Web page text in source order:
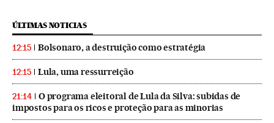
ÚLTIMAS NOTICIAS
12:15 Bolsonaro, a destruição como estratégia
12:15 Lula, uma ressurreição
21:14
O programa eleitoral de Lula da Silva: subidas de
impostos para os ricos e proteção para as minorias